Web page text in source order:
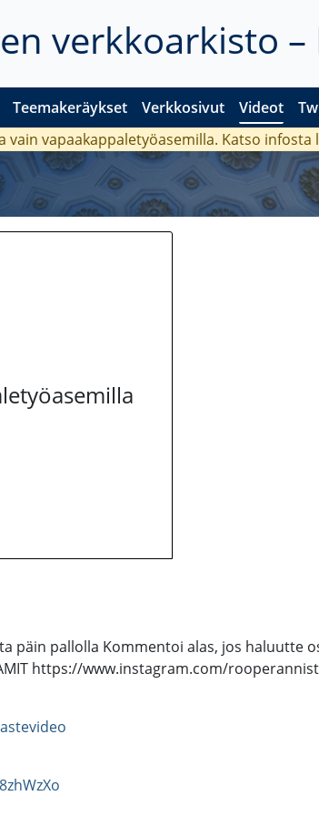
verkkoarkisto
Teemakeräykset Verkkosivut Videot
vapaakappaletyöasemilla. Katso infosta
päin pallolla Kommentoi alas, jos haluutte
https://www.instagram.com/